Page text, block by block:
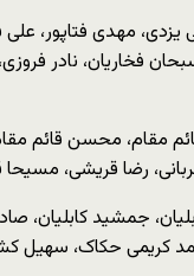
رضا فانی یزدی، مهدی
فخاریان، نادر
قائم مقام، محسن
رضا قریشی، مسیحا
فرخ کابلیان، جمشید
کریمی حکاک، سهیل